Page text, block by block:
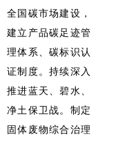
全国碳市场建设，
建立产品碳足迹管
理体系、碳标识认
证制度。持续深入
推进蓝天、碧水、
净土保卫战。制定
固体废物综合治理